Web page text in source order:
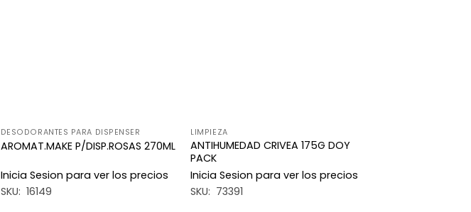
DESODORANTES PARA DISPENSER
AROMAT.MAKE P/DISP.ROSAS 270ML
Inicia Sesion para ver los precios
SKU: 16149
LIMPIEZA
ANTIHUMEDAD CRIVEA 175G DOY
PACK
Inicia Sesion para ver los precios
SKU: 73391